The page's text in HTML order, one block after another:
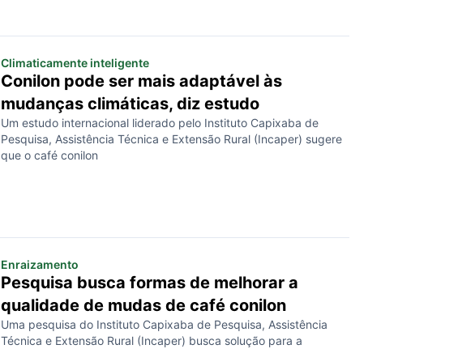
Climaticamente inteligente
Conilon pode ser mais adaptável às
mudanças climáticas, diz estudo
Um estudo internacional liderado pelo Instituto Capixaba de
Pesquisa, Assistência Técnica e Extensão Rural (Incaper) sugere
que o café conilon
Enraizamento
Pesquisa busca formas de melhorar a
qualidade de mudas de café conilon
Uma pesquisa do Instituto Capixaba de Pesquisa, Assistência
Técnica e Extensão Rural (Incaper) busca solução para a